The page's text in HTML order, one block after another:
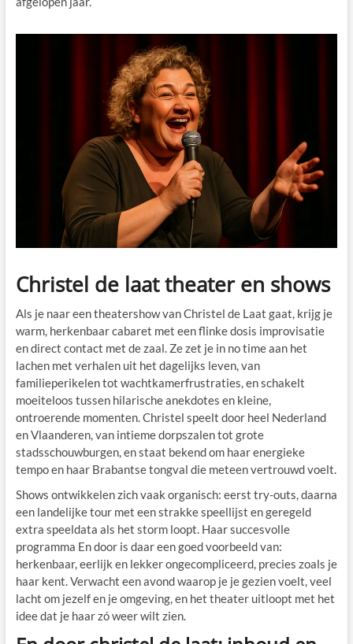
Christel de laat theater en shows
Als je naar een theatershow van Christel de Laat gaat, krijg je
warm, herkenbaar cabaret met een flinke dosis improvisatie
en direct contact met de zaal. Ze zet je in no time aan het
lachen met verhalen uit het dagelijks leven, van
familieperikelen tot wachtkamerfrustraties, en schakelt
moeiteloos tussen hilarische anekdotes en kleine,
ontroerende momenten. Christel speelt door heel Nederland
en Vlaanderen, van intieme dorpszalen tot grote
stadsschouwburgen, en staat bekend om haar energieke
tempo en haar Brabantse tongval die meteen vertrouwd voelt.
Shows ontwikkelen zich vaak organisch: eerst try-outs, daarna
een landelijke tour met een strakke speellijst en geregeld
extra speeldata als het storm loopt. Haar succesvolle
programma En door is daar een goed voorbeeld van:
herkenbaar, eerlijk en lekker ongecompliceerd, precies zoals je
haar kent. Verwacht een avond waarop je je gezien voelt, veel
lacht om jezelf en je omgeving, en het theater uitloopt met het
idee dat je haar zó weer wilt zien.